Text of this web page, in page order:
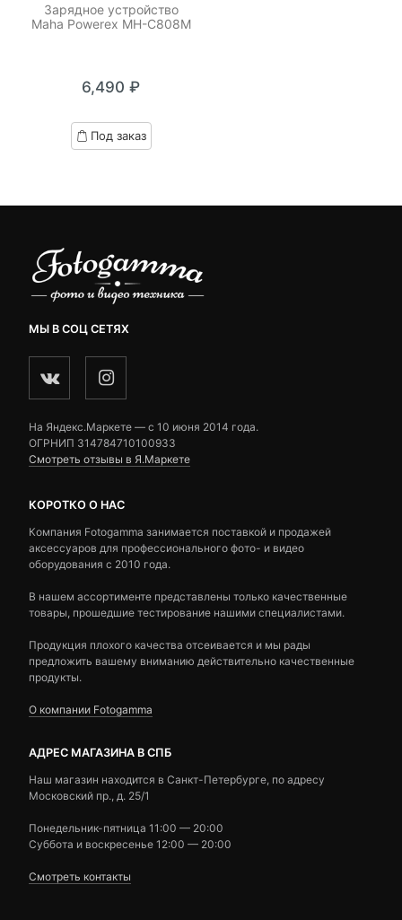
Зарядное устройство
Maha Powerex MH-C808M
6,490 ₽
Под заказ
МЫ В СОЦ СЕТЯХ
На Яндекс.Маркете — c 10 июня 2014 года.
ОГРНИП 314784710100933
Смотреть отзывы в Я.Маркете
КОРОТКО О НАС
Компания Fotogamma занимается поставкой и продажей
аксессуаров для профессионального фото- и видео
оборудования с 2010 года.
В нашем ассортименте представлены только качественные
товары, прошедшие тестирование нашими специалистами.
Продукция плохого качества отсеивается и мы рады
предложить вашему вниманию действительно качественные
продукты.
О компании Fotogamma
АДРЕС МАГАЗИНА В СПБ
Наш магазин находится в Санкт-Петербурге, по адресу
Московский пр., д. 25/1
Понедельник-пятница 11:00 — 20:00
Суббота и воскресенье 12:00 — 20:00
Смотреть контакты